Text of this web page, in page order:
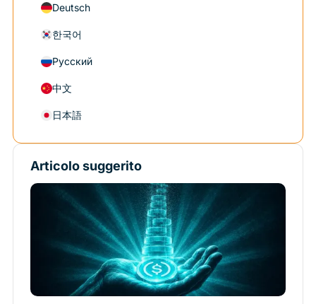
Deutsch
한국어
Русский
中文
日本語
Articolo suggerito